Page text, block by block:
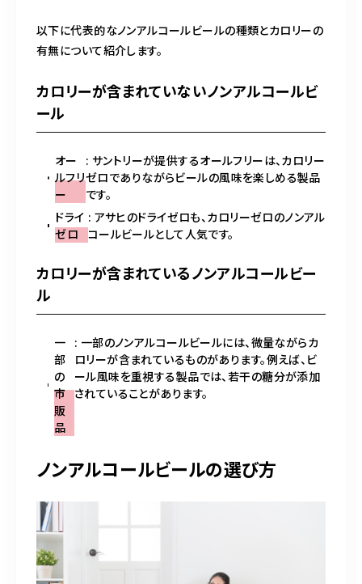
以下に代表的なノンアルコールビールの種類とカロリーの
有無について紹介します。
カロリーが含まれていないノンアルコールビ
ール
オー
ルフリ
ー
: サントリーが提供するオールフリーは、カロリー
ゼロでありながらビールの風味を楽しめる製品
です。
ドライ
ゼロ
: アサヒのドライゼロも、カロリーゼロのノンアル
コールビールとして人気です。
カロリーが含まれているノンアルコールビー
ル
一
部
の
市
販
品
: 一部のノンアルコールビールには、微量ながらカ
ロリーが含まれているものがあります。例えば、ビ
ール風味を重視する製品では、若干の糖分が添加
されていることがあります。
ノンアルコールビールの選び方